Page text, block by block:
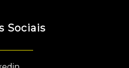
Sociais